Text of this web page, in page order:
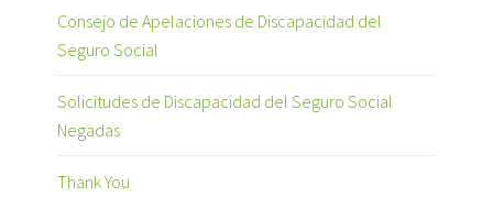
Consejo de Apelaciones de Discapacidad del
Seguro Social
Solicitudes de Discapacidad del Seguro Social
Negadas
Thank You